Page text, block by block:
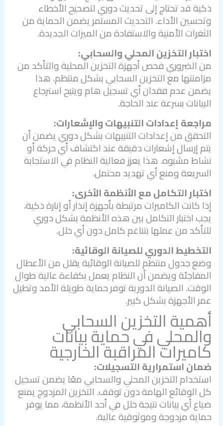
ذكية قد تحتاج إلى تحديث دوري لتصحيح الأخطاء
وتحسين الأداء. التحديث المستمر يضمن الحماية من
الثغرات الأمنية والاستفادة من الميزات الجديدة.
اختبار التخزين المحلي والسحابي:
من الضروري فحص أجهزة التخزين المحلية والتأكد من
مزامنتها مع التخزين السحابي بشكل منتظم. هذا
يضمن عدم فقدان أي تسجيل هام ويتيح استرجاع
البيانات بسرعة عند الحاجة.
مراجعة إعدادات التنبيهات والإشعارات:
التحقق من إعدادات التنبيهات بشكل دوري يضمن أن
يتم إرسال إشعارات دقيقة عند اكتشاف أي حركة أو
نشاط مشبوه. هذا يعزز فعالية النظام في الاستجابة
السريعة ومنع أي تهديد محتمل.
اختبار التكامل مع الأنظمة الأخرى:
إذا كانت الكاميرات مرتبطة بأجهزة إنذار أو إنارة ذكية،
يجب اختبار التكامل بين هذه الأنظمة بشكل دوري
للتأكد من عملها بتناغم كامل دون أي خلل.
التخطيط الدوري للصيانة الوقائية:
وضع جدول منتظم للصيانة الوقائية يقلل من الأعطال
المفاجئة ويضمن أن النظام يعمل بكفاءة عالية طوال
الوقت. الصيانة الدورية توفر حماية طويلة الأمد وتطيل
عمر الأجهزة بشكل كبير.
أهمية التخزين السحابي
والمحلي في حماية بيانات
كاميرات المراقبة الخارجية
ضمان استمرارية التسجيلات:
استخدام التخزين المحلي والسحابي معًا يضمن تسجيل
كل الوقائع الهامة دون توقف. التخزين المزدوج يمنع
ضياع أي بيانات نتيجة خلل في أحد الأنظمة، مما يوفر
حماية مزدوجة وموثوقية عالية.